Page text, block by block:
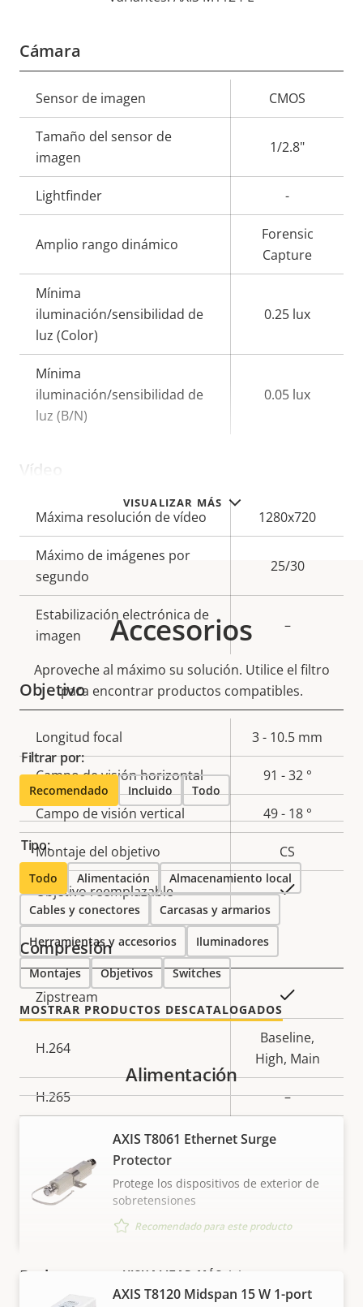
VISUALIZAR MÁS
Cámara
Descripción
de
propiedad
la
propiedad
Sensor de imagen CMOS
Tamaño del sensor de
imagen
1/2.8"
Lightfinder -
Amplio rango dinámico
Forensic
Capture
Mínima
iluminación/sensibilidad de
luz (Color)
0.25 lux
Mínima
iluminación/sensibilidad de
luz (B/N)
0.05 lux
Vídeo
Descripción
de
propiedad
Valor de
la
propiedad
Máxima resolución de vídeo 1280x720
Máximo de imágenes por
segundo
25/30
Estabilización electrónica de
imagen
–
Objetivo
Descripción
de
propiedad
la
propiedad
Longitud focal 3 - 10.5 mm
Campo de visión horizontal 91 - 32 °
Campo de visión vertical 49 - 18 °
Montaje del objetivo CS
Objetivo reemplazable Sí
Compresión
Descripción
de
la
Zipstream
H.264
Baseline,
High, Main
H.265 –
Audio
Compatibilidad de audio
Red
Accesorios
Aproveche al máximo su solución. Utilice el filtro
para encontrar productos compatibles.
Filtrar por:
Recomendado Incluido Todo
Tipo:
Todo Alimentación Almacenamiento local
Cables y conectores Carcasas y armarios
Herramientas y accesorios Iluminadores
Montajes Objetivos Switches
MOSTRAR PRODUCTOS DESCATALOGADOS
VISUALIZAR MÁS
Alimentación
AXIS T8061 Ethernet Surge
Protector
Protege los dispositivos de exterior de
sobretensiones
Recomendado para este producto
AXIS T8120 Midspan 15 W 1-port